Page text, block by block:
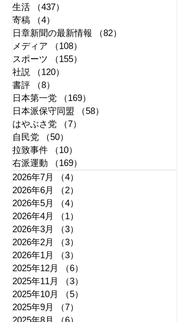
生活
（437）
寄稿
（4）
日章新聞の最新情報
（82）
メディア
（108）
スポーツ
（155）
社説
（120）
書評
（8）
日本第一党
（169）
日本派保守同盟
（58）
はやぶさ党
（7）
自民党
（50）
拉致事件
（10）
右派運動
（169）
2026年7月
（4）
2026年6月
（2）
2026年5月
（4）
2026年4月
（1）
2026年3月
（3）
2026年2月
（3）
2026年1月
（3）
2025年12月
（6）
2025年11月
（3）
2025年10月
（5）
2025年9月
（7）